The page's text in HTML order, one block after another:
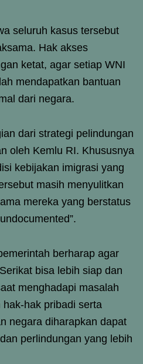
seluruh kasus tersebut
Hak akses
ketat, agar setiap WNI
mendapatkan bantuan
dari negara.
dari strategi pelindungan
oleh Kemlu RI. Khususnya
kebijakan imigrasi yang
masih menyulitkan
mereka yang berstatus
berharap agar
bisa lebih siap dan
menghadapi masalah
hak pribadi serta
negara diharapkan dapat
perlindungan yang lebih